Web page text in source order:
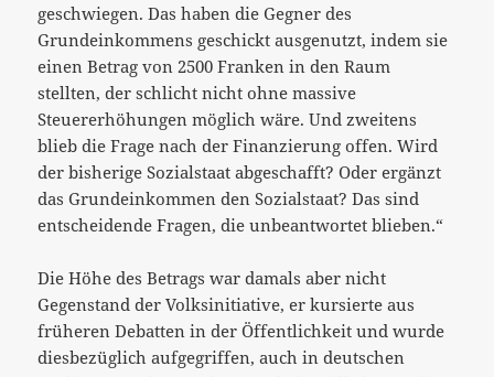
geschwiegen. Das haben die Gegner des
Grundeinkommens geschickt ausgenutzt, indem sie
einen Betrag von 2500 Franken in den Raum
stellten, der schlicht nicht ohne massive
Steuererhöhungen möglich wäre. Und zweitens
blieb die Frage nach der Finanzierung offen. Wird
der bisherige Sozialstaat abgeschafft? Oder ergänzt
das Grundeinkommen den Sozialstaat? Das sind
entscheidende Fragen, die unbeantwortet blieben.“
Die Höhe des Betrags war damals aber nicht
Gegenstand der Volksinitiative, er kursierte aus
früheren Debatten in der Öffentlichkeit und wurde
diesbezüglich aufgegriffen, auch in deutschen